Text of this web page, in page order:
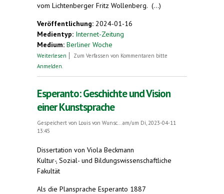
vom Lichtenberger Fritz Wollenberg. (...)
Veröffentlichung: 2024-01-16
Medientyp: Internet-Zeitung
Medium: Berliner Woche
Weiterlesen über Neuer Stadtführer von Fritz Wollenberg
Zum Verfassen von Kommentaren bitte
Anmelden
Esperanto: Geschichte und Vision
einer Kunstsprache
Gespeichert von Louis von Wunsc...
am/um Di, 2023-04-11
13:45
Dissertation von Viola Beckmann
Kultur-, Sozial- und Bildungswissenschaftliche
Fakultät
Als die Plansprache Esperanto 1887